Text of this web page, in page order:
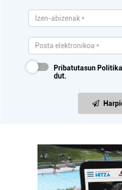
Pribatutasun Politika
dut.